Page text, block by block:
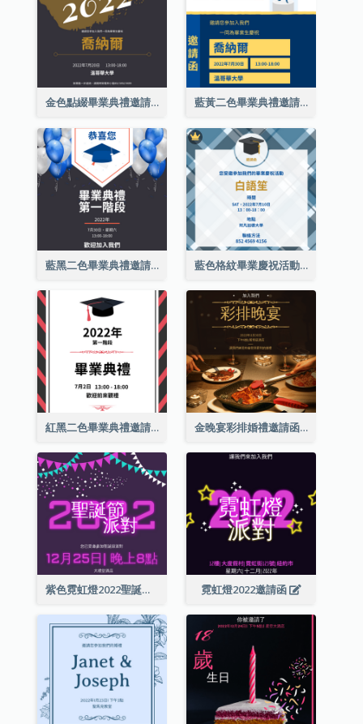
金色點綴畢業典禮邀請函 藍黃二色畢業典禮邀請函
藍黑二色畢業典禮邀請函 藍色格紋畢業慶祝活動邀請函
紅黑二色畢業典禮邀請函 金晚宴彩排婚禮邀請函
紫色霓虹燈2022聖誕晚會邀請函 霓虹燈2022邀請函